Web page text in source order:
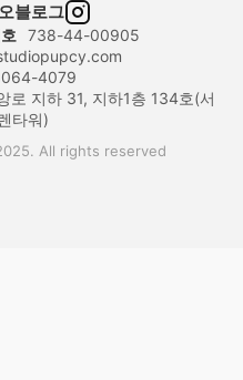
블로그
738-44-00905
4079
로 지하 31, 지하1층 134호(서
타워)
All rights reserved